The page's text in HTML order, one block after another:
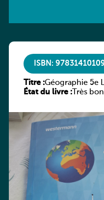
ISBN:
Titre :Géographie 5e
Praxis
État du livre :Très